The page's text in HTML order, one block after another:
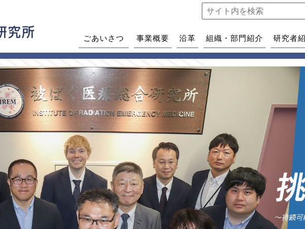
ごあいさつ 事業概要 沿革 組織・部門紹介 研究者